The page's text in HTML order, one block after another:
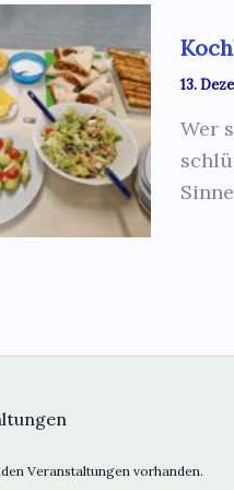
13.
Wer
Veranstaltungen vorhanden.